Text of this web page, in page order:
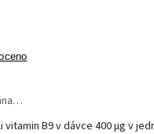
B9 v dávce 400 µg v